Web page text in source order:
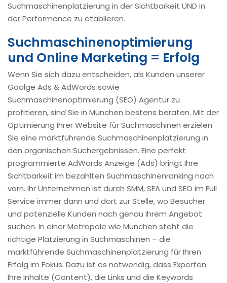
Suchmaschinenplatzierung in der Sichtbarkeit UND in
der Performance zu etablieren.
Suchmaschinenoptimierung
und Online Marketing = Erfolg
Wenn Sie sich dazu entscheiden, als Kunden unserer
Goolge Ads & AdWords sowie
Suchmaschinenoptimierung (SEO) Agentur zu
profitieren, sind Sie in München bestens beraten. Mit der
Optimierung Ihrer Website für Suchmaschinen erzielen
Sie eine marktführende Suchmaschinenplatzierung in
den organischen Suchergebnissen. Eine perfekt
programmierte AdWords Anzeige (Ads) bringt Ihre
Sichtbarkeit im bezahlten Suchmaschinenranking nach
vorn. Ihr Unternehmen ist durch SMM, SEA und SEO im Full
Service immer dann und dort zur Stelle, wo Besucher
und potenzielle Kunden nach genau Ihrem Angebot
suchen. In einer Metropole wie München steht die
richtige Platzierung in Suchmaschinen – die
marktführende Suchmaschinenplatzierung für Ihren
Erfolg im Fokus. Dazu ist es notwendig, dass Experten
Ihre Inhalte (Content), die Links und die Keywords